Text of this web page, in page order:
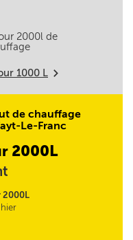
2000l de
1000 L m
de chauffage
Le-Franc
2000L
2000L